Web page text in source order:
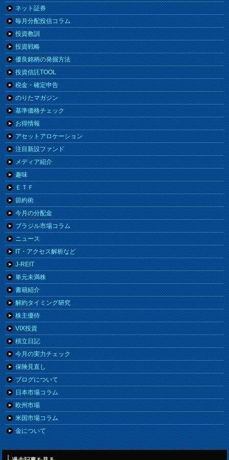
ネット証券
毎月分配投信コラム
投資教訓
投資戦略
優良銘柄の発掘方法
投資信託TOOL
税金・確定申告
のりたマガジン
基準価格チェック
お得情報
アセットアロケーション
注目新設ファンド
メディア紹介
趣味
ＥＴＦ
節約術
今月の分配金
ブラジル市場コラム
ニュース
IT・アクセス解析など
J-REIT
単元未満株
書籍紹介
解約タイミング研究
株主優待
VIX投資
積立日記
今月の実力チェック
保険見直し
ブログについて
日本市場コラム
欧州市場
米国市場コラム
金について